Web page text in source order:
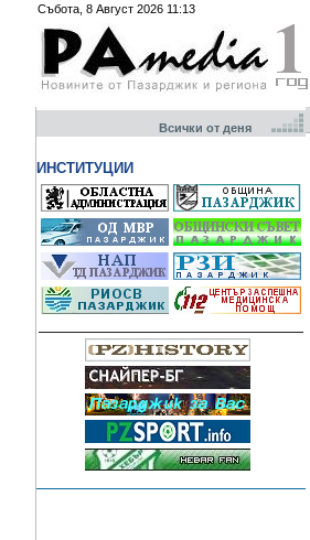
Събота, 8 Август 2026 11:13
Всички от деня
ИНСТИТУЦИИ